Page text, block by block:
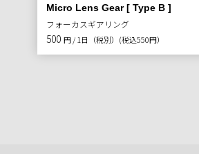
Micro Lens Gear [ Type B ]
フォーカスギアリング
500 円 / 1日（税別） (税込550円）